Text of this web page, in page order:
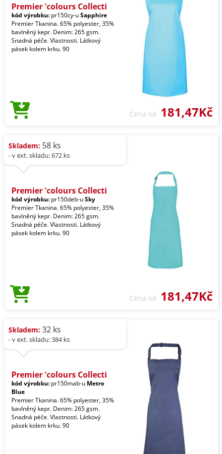
Premier 'colours Collecti
kód výrobku: pr150cy-uSapphire
Premier Tkanina. 65% polyester, 35%
bavlněný kepr. Denim: 265 gsm.
Snadná péče. Vlastnosti. Látkový
pásek kolem krku. 90
Cena od 181,47Kč
Skladem: 58 ks
- v ext. skladu: 672 ks
Premier 'colours Collecti
kód výrobku: pr150deb-uSky
Premier Tkanina. 65% polyester, 35%
bavlněný kepr. Denim: 265 gsm.
Snadná péče. Vlastnosti. Látkový
pásek kolem krku. 90
Cena od 181,47Kč
Skladem: 32 ks
- v ext. skladu: 384 ks
Premier 'colours Collecti
kód výrobku: pr150mab-u Metro
Blue
Premier Tkanina. 65% polyester, 35%
bavlněný kepr. Denim: 265 gsm.
Snadná péče. Vlastnosti. Látkový
pásek kolem krku. 90